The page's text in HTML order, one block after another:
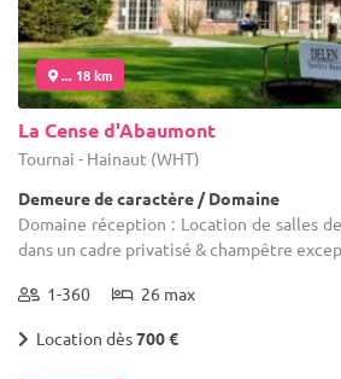
... 18 km
La Cense d'Abaumont
Tournai - Hainaut (WHT)
Demeure de caractère / Domaine
Domaine réception : Location de salles
dans un cadre privatisé & champêtre
1-360 26 max
Location dès700 €